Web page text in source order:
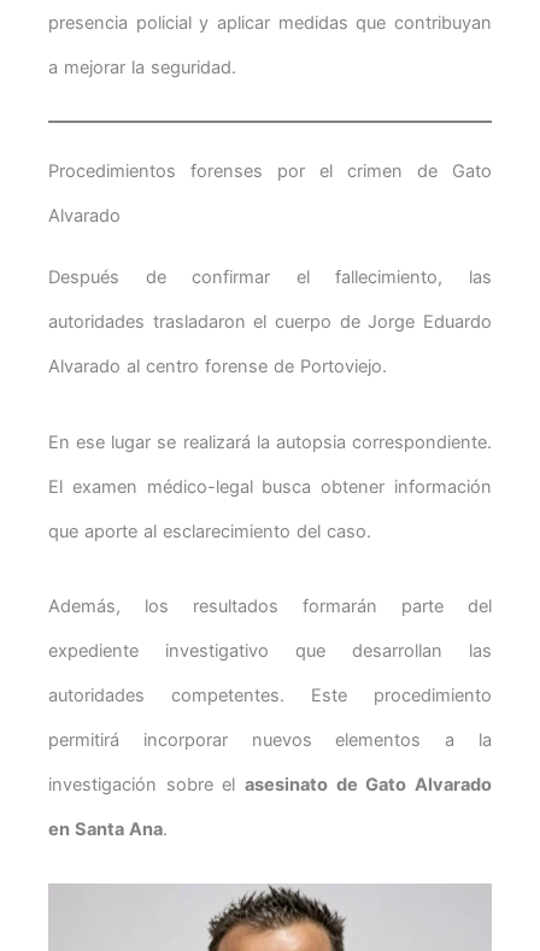
presencia policial y aplicar medidas que contribuyan
a mejorar la seguridad.
Procedimientos forenses por el crimen de Gato
Alvarado
Después de confirmar el fallecimiento, las
autoridades trasladaron el cuerpo de Jorge Eduardo
Alvarado al centro forense de Portoviejo.
En ese lugar se realizará la autopsia correspondiente.
El examen médico-legal busca obtener información
que aporte al esclarecimiento del caso.
Además, los resultados formarán parte del
expediente investigativo que desarrollan las
autoridades competentes. Este procedimiento
permitirá incorporar nuevos elementos a la
investigación sobre el asesinato de Gato Alvarado
en Santa Ana.